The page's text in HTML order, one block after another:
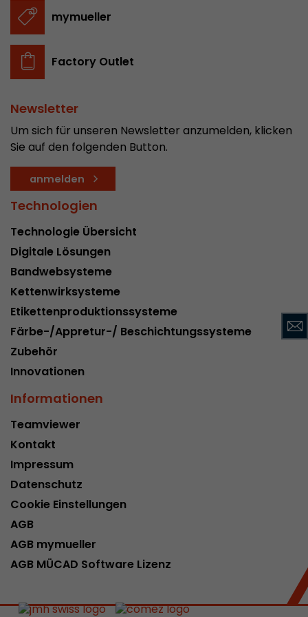
mymueller
Factory Outlet
Newsletter
Um sich für unseren Newsletter anzumelden, klicken
Sie auf den folgenden Button.
anmelden
Technologien
Technologie Übersicht
Digitale Lösungen
Bandwebsysteme
Kettenwirksysteme
Etikettenproduktionssysteme
Färbe-/Appretur-/ Beschichtungssysteme
Zubehör
Innovationen
Informationen
Teamviewer
Kontakt
Impressum
Datenschutz
Cookie Einstellungen
AGB
AGB mymueller
AGB MÜCAD Software Lizenz
Zweck
In diesem Cookie werden die
abgespeichert um Besucher zu tracken. In
des ersten Besuches, der Zeitpunkt zu
Besuch gestartet wird sowie die Anzahl aller
Name __utmb
Laufzeit 30 min
Zweck
abgelaufen ist und wie tief sich ein Besucher
bewegt. Es speichert die Anzahl von
eines Besuchers.
Name __utmc
Provider
Debugging und der Verwendung des neuen
Codes nicht berücksichtigt werden.
Name __utmz
Laufzeit 6 Monate